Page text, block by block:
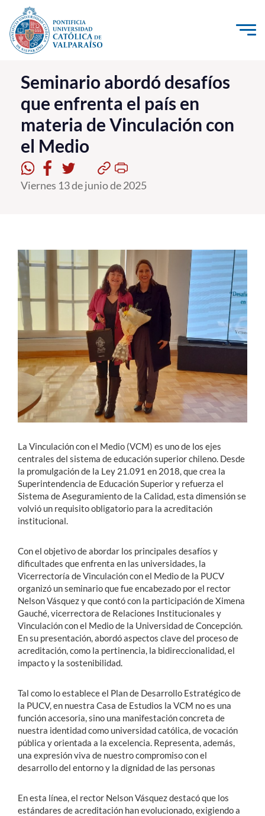
Click acá para ir directamente al contenido
La Universidad
Investigación, Creación e Innovación
PUCV Internacional
Vinculación con el Medio
Admisión
Formación Continua
Estudiantes
Académicos
Funcionarios
Alumni
English
Seminario abordó desafíos
que enfrenta el país en
materia de Vinculación con
el Medio
Viernes 13 de junio de 2025
La Vinculación con el Medio (VCM) es uno de los ejes
centrales del sistema de educación superior chileno. Desde
la promulgación de la Ley 21.091 en 2018, que crea la
Superintendencia de Educación Superior y refuerza el
Sistema de Aseguramiento de la Calidad, esta dimensión se
volvió un requisito obligatorio para la acreditación
institucional.
Con el objetivo de abordar los principales desafíos y
dificultades que enfrenta en las universidades, la
Vicerrectoría de Vinculación con el Medio de la PUCV
organizó un seminario que fue encabezado por el rector
Nelson Vásquez y que contó con la participación de Ximena
Gauché, vicerrectora de Relaciones Institucionales y
Vinculación con el Medio de la Universidad de Concepción.
En su presentación, abordó aspectos clave del proceso de
acreditación, como la pertinencia, la bidireccionalidad, el
impacto y la sostenibilidad.
Tal como lo establece el Plan de Desarrollo Estratégico de
la PUCV, en nuestra Casa de Estudios la VCM no es una
función accesoria, sino una manifestación concreta de
nuestra identidad como universidad católica, de vocación
pública y orientada a la excelencia. Representa, además,
una expresión viva de nuestro compromiso con el
desarrollo del entorno y la dignidad de las personas
En esta línea, el rector Nelson Vásquez destacó que los
estándares de acreditación han evolucionado, exigiendo a